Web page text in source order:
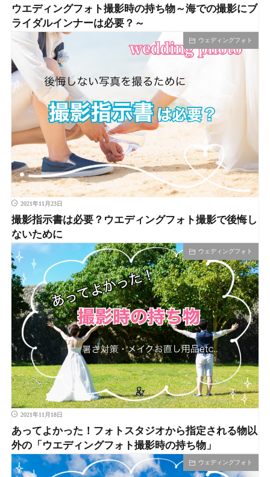
ウエディングフォト撮影時の持ち物～海での撮影にブ
ライダルインナーは必要？～
ウェディングフォト
2021年11月23日
撮影指示書は必要？ウエディングフォト撮影で後悔し
ないために
ウェディングフォト
2021年11月18日
あってよかった！フォトスタジオから指定される物以
外の「ウエディングフォト撮影時の持ち物」
ウェディングフォト